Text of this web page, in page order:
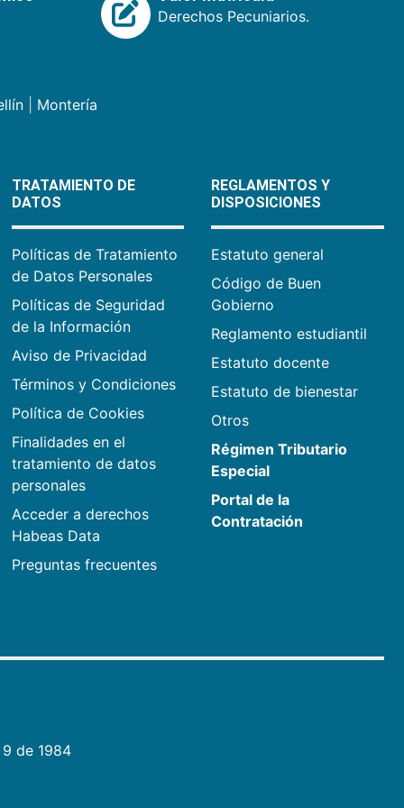
Derechos Pecuniarios.
| Montería
TRATAMIENTO DE
DATOS
Políticas de Tratamiento
de Datos Personales
Políticas de Seguridad
de la Información
Aviso de Privacidad
Términos y Condiciones
Política de Cookies
Finalidades en el
tratamiento de datos
personales
Acceder a derechos
Habeas Data
Preguntas frecuentes
REGLAMENTOS Y
DISPOSICIONES
Estatuto general
Código de Buen
Gobierno
Reglamento estudiantil
Estatuto docente
Estatuto de bienestar
Otros
Régimen Tributario
Especial
Portal de la
Contratación
de 1984